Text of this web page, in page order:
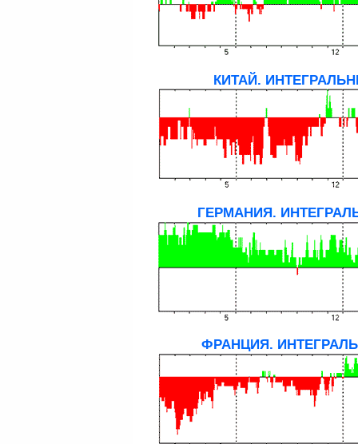
КИТАЙ.
ГЕРМАНИЯ.
ФРАНЦИЯ.